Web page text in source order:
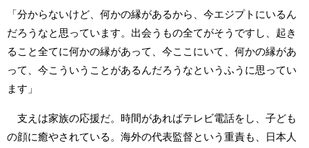
「分からないけど、何かの縁があるから、今エジプトにいるん
だろうなと思っています。出会うもの全てがそうですし、起き
ること全てに何かの縁があって、今ここにいて、何かの縁があ
って、今こういうことがあるんだろうなというふうに思ってい
ます」
支えは家族の応援だ。時間があればテレビ電話をし、子ども
の顔に癒やされている。海外の代表監督という重責も、日本人